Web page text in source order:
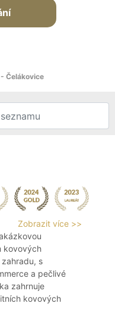
Čelákovice
Zobrazit více >>
kovových
s
a pečlivé
zahrnuje
kovových